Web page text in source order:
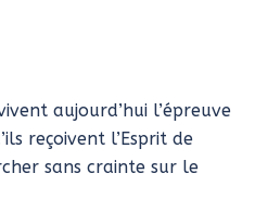
aujourd’hui l’épreuve
reçoivent l’Esprit de
sans crainte sur le